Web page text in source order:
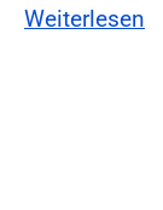
Weiterlesen